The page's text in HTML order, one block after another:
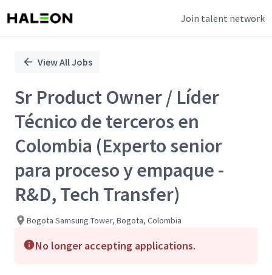
Join talent network
PositionView All Jobs
Sr Product Owner / Líder
Técnico de terceros en
Colombia (Experto senior
para proceso y empaque -
R&D, Tech Transfer)
Bogota Samsung Tower, Bogota, Colombia
No longer accepting applications.